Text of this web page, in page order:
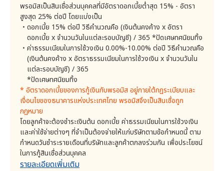
ดอกเบี้ย และค่าธรรมเนียมในการใช้วงเงิน (อัตราต่ำ
สุด 15.00% - อัตราสูงสุด 25.00% ต่อปี)
ดอกเบี้ย 15.00% ต่อปี
ค่าธรรมเนียมในการใช้วงเงิน 0.00%-10.00% ต่อปี
(บริษัทจะเป็นผู้กำหนดในเรื่องค่าธรรมเนียมในการใช้วงเงิน
และแจ้งลูกค้าตามวิธีการที่บริษัทกำหนด)
ค่าใช้จ่ายที่จ่ายให้แก่หน่วยงานราชการ
2.1 ค่าอากรแสตมป์ 1 บาทต่อทุกๆ วงเงินที่อนุมัติ
. ข้อมูลที่กรอกเพื่อสมัครสินเชื่อส่วนบุคคลผ่านเว็บไซต์
ของบริษัท
. ข้อมูลการใช้เว็บไซต์ของบริษัท ซึ่งมาจากการเข้าถึง
เว็บไซต์ของบริษัท
2) การเก็บรวบรวมข้อมูลจากบุคคลที่สาม
. ธนาคารแห่งประเทศไทย (ธปท.)
. บริษัท ข้อมูลเครดิตแห่งชาติ จำกัด (เครดิตบูโร)
. สำนักงานป้องกันและปราบปรามการฟอกเงิน (ปปง.)
. องค์กรสื่อแต่ละประเภท (รวมถึงเว็บไซต์ข้อมูลข่าวสาร)
. หน่วยงานรัฐบาลหรือหน่วยงานภายใต้การกำกับดูแล
ของรัฐบาล (รวมถึงแต่ไม่จำกัดเพียง สำนักงานหลัก
ประกันสุขภาพแห่งชาติ (สปสช.) ราชกิจจานุเบกษา
เป็นต้น)
. ผู้เกี่ยวข้องในที่ทำงานของลูกค้าสำหรับเวลาตรวจสอบ
สินเชื่อ
พรอมิสเป็นสินเชื่อส่วนบุคคลที่มีอัตราดอกเบี้ยต่ำสุด 15% - อัตรา
สูงสุด 25% ต่อปี โดยแบ่งเป็น
ดอกเบี้ย 15% ต่อปี วิธีคำนวณคือ (เงินต้นคงค้าง x อัตรา
ดอกเบี้ย x จำนวนวันในแต่ละรอบบัญชี) / 365 *ปัดเศษทศนิยมทิ้ง
ค่าธรรมเนียมในการใช้วงเงิน 0.00%-10.00% ต่อปี วิธีคำนวณคือ
(เงินต้นคงค้าง x อัตราธรรมเนียมในการใช้วงเงิน x จำนวนวันใน
แต่ละรอบบัญชี) / 365
*ปัดเศษทศนิยมทิ้ง
* อัตราดอกเบี้ยของการกู้เงินกับพรอมิส อยู่ภายใต้กฏระเบียบและ
เงื่อนไขของธนาคารแห่งประเทศไทย พรอมิสจึงเป็นสินเชื่อถูก
กฎหมาย
โดยลูกค้าจะต้องชำระเงินต้น ดอกเบี้ย ค่าธรรมเนียมในการใช้วงเงิน
และค่าใช้จ่ายต่างๆ ที่จำเป็นต้องจ่ายให้แก่บริษัทตามข้อกำหนดนี้ ตาม
กำหนดวันชำระรายเดือนที่บริษัทและลูกค้าตกลงร่วมกัน เพื่อประโยชน์
ในการกู้สินเชื่อส่วนบุคคล​
รายละเอียดเพิ่มเติม